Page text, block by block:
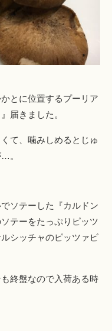
とに位置するプーリア
届きました。
て、噛みしめるとじゅ
。
ソテーした『カルドン
テーをたっぷりピッツ
シッチャのピッツァビ
終盤なので入荷ある時